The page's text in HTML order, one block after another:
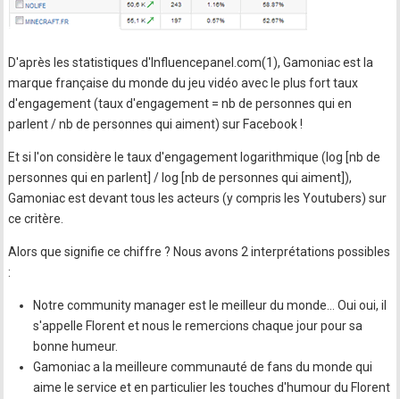
D'après les statistiques d'Influencepanel.com(1), Gamoniac est la
marque française du monde du jeu vidéo avec le plus fort taux
d'engagement (taux d'engagement = nb de personnes qui en
parlent / nb de personnes qui aiment) sur Facebook !
Et si l'on considère le taux d'engagement logarithmique (log [nb de
personnes qui en parlent] / log [nb de personnes qui aiment]),
Gamoniac est devant tous les acteurs (y compris les Youtubers) sur
ce critère.
Alors que signifie ce chiffre ? Nous avons 2 interprétations possibles
:
Notre community manager est le meilleur du monde… Oui oui, il
s'appelle Florent et nous le remercions chaque jour pour sa
bonne humeur.
Gamoniac a la meilleure communauté de fans du monde qui
aime le service et en particulier les touches d'humour du Florent